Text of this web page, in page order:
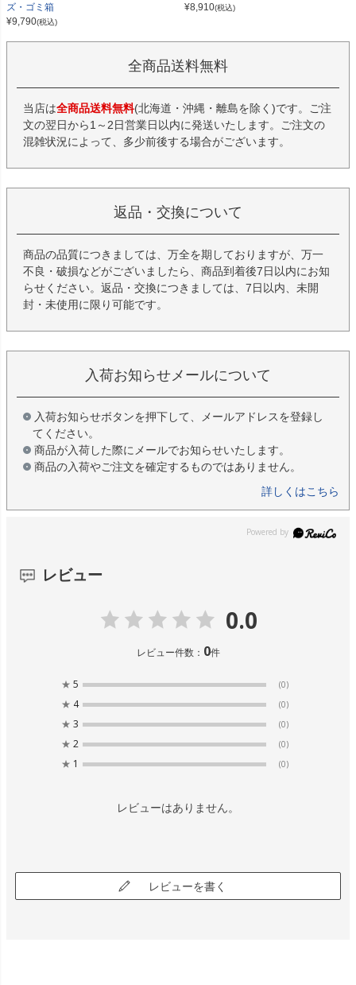
ズ・ゴミ箱
¥9,790(税込)
¥8,910(税込)
全商品送料無料
当店は全商品送料無料(北海道・沖縄・離島を除く)です。ご注
文の翌日から1～2日営業日以内に発送いたします。ご注文の
混雑状況によって、多少前後する場合がございます。
返品・交換について
商品の品質につきましては、万全を期しておりますが、万一
不良・破損などがございましたら、商品到着後7日以内にお知
らせください。返品・交換につきましては、7日以内、未開
封・未使用に限り可能です。
入荷お知らせメールについて
入荷お知らせボタンを押下して、メールアドレスを登録し
てください。
商品が入荷した際にメールでお知らせいたします。
商品の入荷やご注文を確定するものではありません。
詳しくはこちら
レビュー
0.0
レビュー件数： 0件
★ 5 (0)
★ 4 (0)
★ 3 (0)
★ 2 (0)
★ 1 (0)
レビューはありません。
レビューを書く